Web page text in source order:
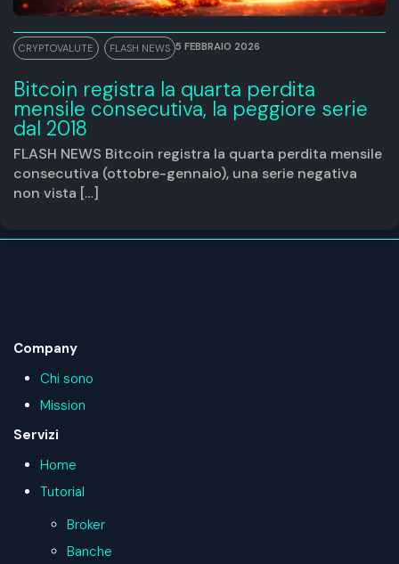
CRYPTOVALUTE FLASH NEWS 5 FEBBRAIO 2026
Bitcoin registra la quarta perdita
mensile consecutiva, la peggiore serie
dal 2018
FLASH NEWS Bitcoin registra la quarta perdita mensile
consecutiva (ottobre-gennaio), una serie negativa
non vista […]
Company
Chi sono
Mission
Servizi
Home
Tutorial
Broker
Banche